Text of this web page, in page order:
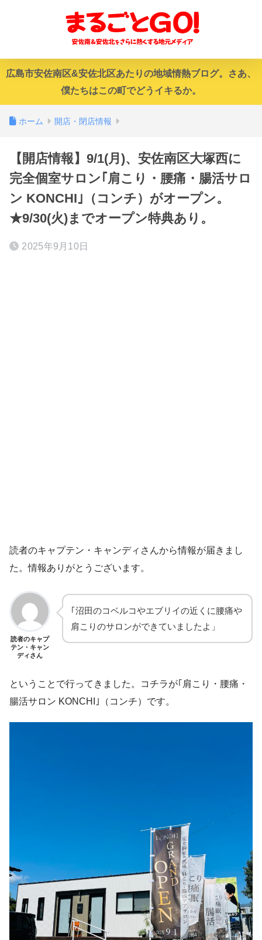
広島市安佐南区&安佐北区あたりの地域情熱ブログ。さあ、
僕たちはこの町でどうイキるか。
ホーム 開店・閉店情報
【開店情報】9/1(月)、安佐南区大塚西に
完全個室サロン｢肩こり・腰痛・腸活サロ
ン KONCHI｣（コンチ）がオープン。
★9/30(火)までオープン特典あり。
2025年9月10日
読者のキャプテン・キャンディさんから情報が届きまし
た。情報ありがとうございます。
読者のキャプ
テン・キャン
ディさん
｢沼田のコベルコやエブリイの近くに腰痛や
肩こりのサロンができていましたよ」
ということで行ってきました。コチラが｢肩こり・腰痛・
腸活サロン KONCHI｣（コンチ）です。